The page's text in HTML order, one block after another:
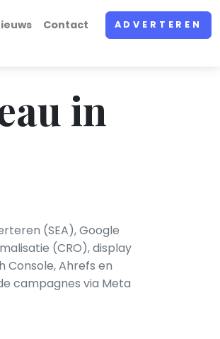
Contact ADVERTEREN
in
(SEA), Google
(CRO), display
Ahrefs en
campagnes via Meta